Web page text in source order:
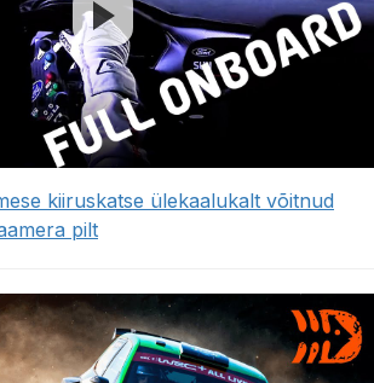
kiiruskatse ülekaalukalt võitnud
pilt